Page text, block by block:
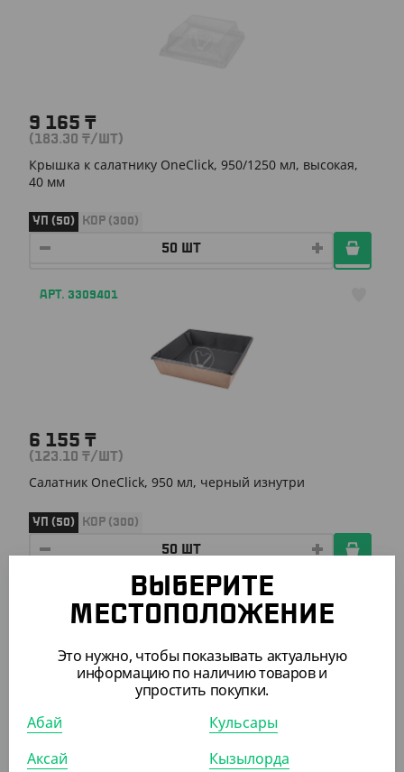
9 165 ₸
(183.30 ₸/ШТ)
Крышка к салатнику OneClick, 950/1250 мл, высокая,
40 мм
УП (50) КОР (300)
АРТ. 3309401
6 155 ₸
(123.10 ₸/ШТ)
Салатник OneClick, 950 мл, черный изнутри
УП (50) КОР (300)
-6%
(18.90
ВЫБЕРИТЕ
МЕСТОПОЛОЖЕНИЕ
Это нужно, чтобы показывать актуальную
информацию по наличию товаров и
упростить покупки.
Абай
Аксай
Кульсары
Кызылорда